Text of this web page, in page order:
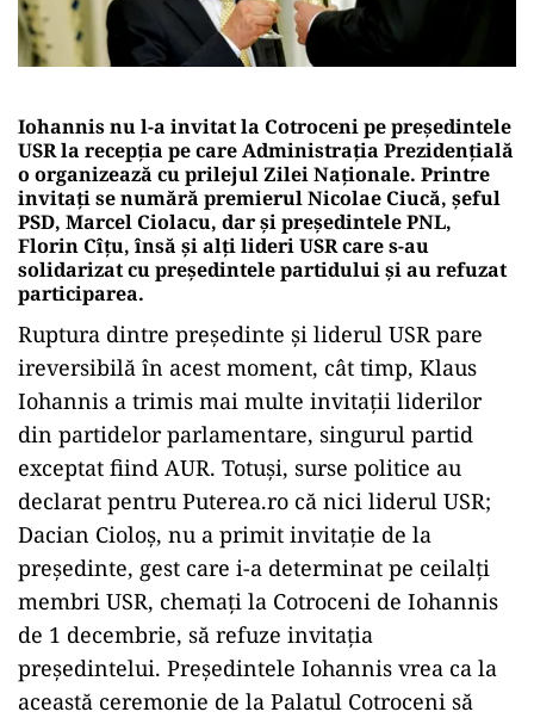
Iohannis nu l-a invitat la Cotroceni pe președintele
USR la recepția pe care Administrația Prezidențială
o organizează cu prilejul Zilei Naționale. Printre
invitați se numără premierul Nicolae Ciucă, șeful
PSD, Marcel Ciolacu, dar și președintele PNL,
Florin Cîțu, însă și alți lideri USR care s-au
solidarizat cu președintele partidului și au refuzat
participarea.
Ruptura dintre președinte și liderul USR pare
ireversibilă în acest moment, cât timp, Klaus
Iohannis a trimis mai multe invitații liderilor
din partidelor parlamentare, singurul partid
exceptat fiind AUR. Totuși, surse politice au
declarat pentru Puterea.ro că nici liderul USR;
Dacian Cioloș, nu a primit invitație de la
președinte, gest care i-a determinat pe ceilalți
membri USR, chemați la Cotroceni de Iohannis
de 1 decembrie, să refuze invitația
președintelui. Președintele Iohannis vrea ca la
această ceremonie de la Palatul Cotroceni să